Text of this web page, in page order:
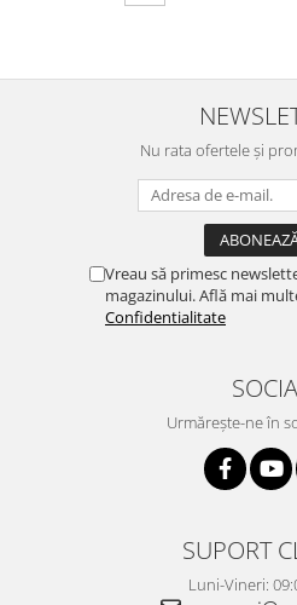
Nu rata ofertele și
Vreau să primesc
magazinului. Află mai
Confidentialitate
Urmărește-ne în
SUPORT
Luni-Vineri: